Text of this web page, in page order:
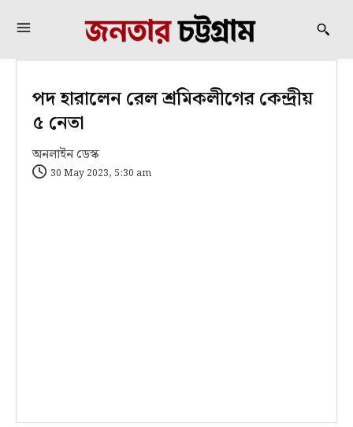
পদ হারালেন রেল শ্রমিকলীগের কেন্দ্রীয়
৫ নেতা
অনলাইন ডেস্ক
30 May 2023, 5:30 am